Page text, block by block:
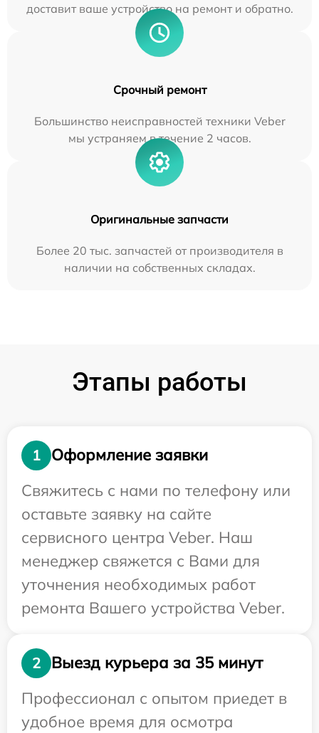
доставит ваше устройство на ремонт и обратно.
Срочный ремонт
Большинство неисправностей техники Veber
мы устраняем в течение 2 часов.
Оригинальные запчасти
Более 20 тыс. запчастей от производителя в
наличии на собственных складах.
Этапы работы
1
Оформление заявки
Свяжитесь с нами по телефону или
оставьте заявку на сайте
сервисного центра Veber. Наш
менеджер свяжется с Вами для
уточнения необходимых работ
ремонта Вашего устройства Veber.
2
Выезд курьера за 35 минут
Профессионал с опытом приедет в
удобное время для осмотра